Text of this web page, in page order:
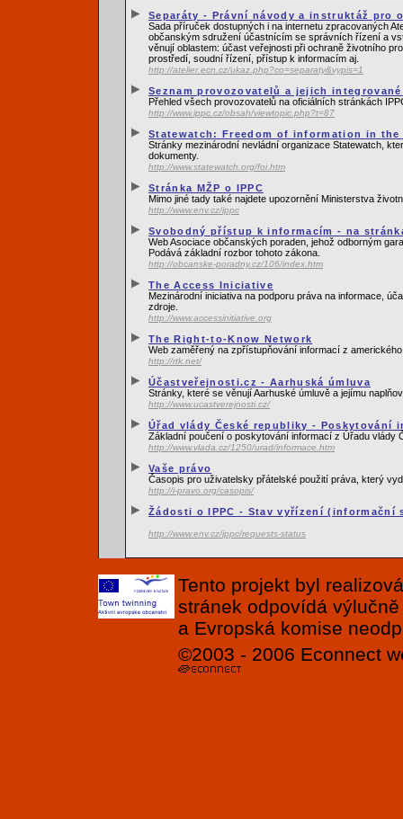
Separáty - Právní návody a instruktáž pro
Sada příruček dostupných i na internetu zpracovaných
občanským sdružení účastnícím se správních řízení a
věnují oblastem: účast veřejnosti při ochraně životního
prostředí, soudní řízení, přístup k informacím aj.
http://atelier.ecn.cz/ukaz.php?co=separaty&vypis=1
Seznam provozovatelů a jejich
Přehled všech provozovatelů na oficiálních stránkách
http://www.ippc.cz/obsah/viewtopic.php?t=87
Statewatch: Freedom of information in the
Stránky mezinárodní nevládní organizace Statewatch,
dokumenty.
http://www.statewatch.org/foi.htm
Stránka MŽP o IPPC
Mimo jiné tady také najdete upozornění Ministerstva
http://www.env.cz/ippc
Svobodný přístup k informacím - na
Web Asociace občanských poraden, jehož odborným
Podává základní rozbor tohoto zákona.
http://obcanske-poradny.cz/106/index.htm
The Access Iniciative
Mezinárodní iniciativa na podporu práva na informace,
zdroje.
http://www.accessinitiative.org
The Right-to-Know Network
Web zaměřený na zpřístupňování informací z
http://rtk.net/
Účastveřejnosti.cz - Aarhuská úmluva
Stránky, které se věnují Aarhuské úmluvě a jejímu
http://www.ucastverejnosti.cz/
Úřad vlády České republiky - Poskytování
Základní poučení o poskytování informací z Úřadu vlády
http://www.vlada.cz/1250/urad/informace.htm
Vaše právo
Časopis pro uživatelsky přátelské použití práva, který
http://i-pravo.org/casopis/
Žádosti o IPPC - Stav vyřízení (informační
http://www.env.cz/ippc/requests-status
Tento projekt byl
stránek odpovídá
a Evropská komise
©2003 - 2006 Econnect